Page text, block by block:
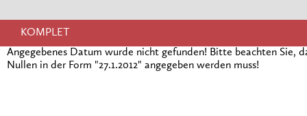
KOMPLET
Angegebenes Datum wurde nicht gefunden! Bitte beachten Sie,
Nullen in der Form "27.1.2012" angegeben werden muss!